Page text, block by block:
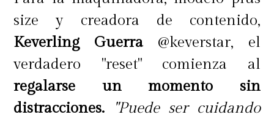
maquillaje durante todo el día.***
Sus principales ingredientes:
size y creadora de contenido,
Keverling Guerra@keverstar, el
verdadero "reset" comienza al
regalarse un momento sin
distracciones.
"Puede ser cuidando